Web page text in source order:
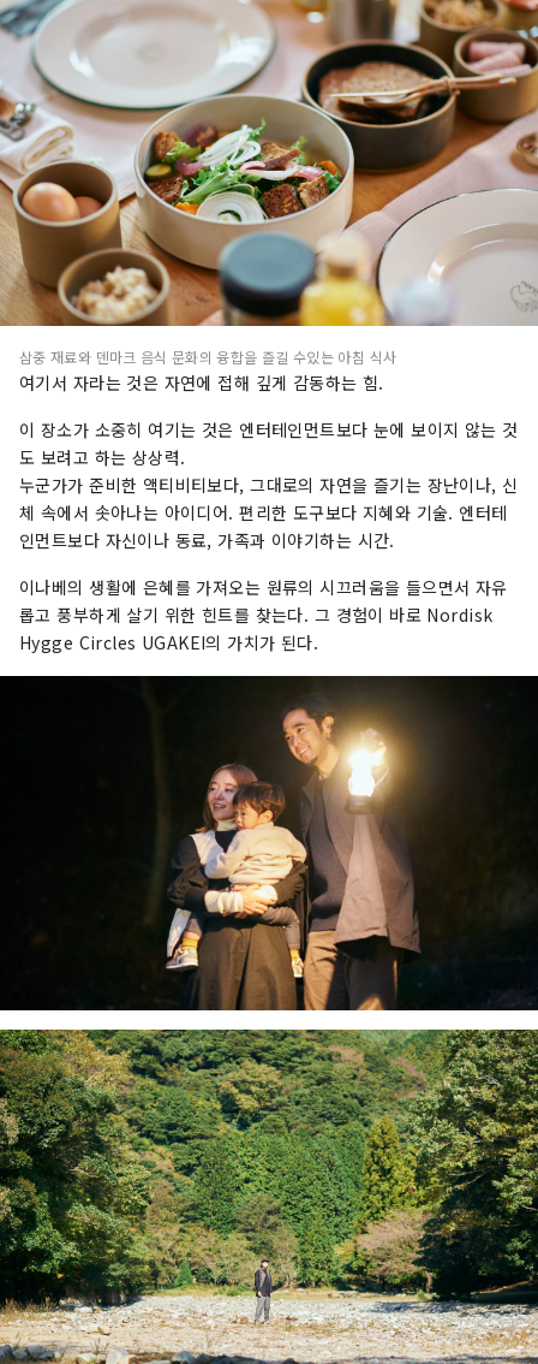
삼중 재료와 덴마크 음식 문화의 융합을 즐길 수있는 아침 식사
여기서 자라는 것은 자연에 접해 깊게 감동하는 힘.
이 장소가 소중히 여기는 것은 엔터테인먼트보다 눈에 보이지 않는 것
도 보려고 하는 상상력.
누군가가 준비한 액티비티보다, 그대로의 자연을 즐기는 장난이나, 신
체 속에서 솟아나는 아이디어. 편리한 도구보다 지혜와 기술. 엔터테
인먼트보다 자신이나 동료, 가족과 이야기하는 시간.
이나베의 생활에 은혜를 가져오는 원류의 시끄러움을 들으면서 자유
롭고 풍부하게 살기 위한 힌트를 찾는다. 그 경험이 바로 Nordisk
Hygge Circles UGAKEI의 가치가 된다.